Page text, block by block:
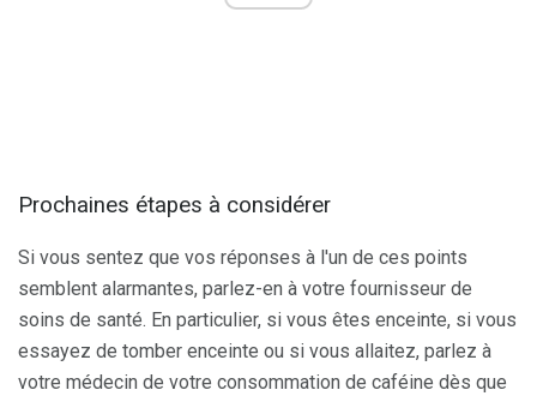
Prochaines étapes à considérer
Si vous sentez que vos réponses à l'un de ces points
semblent alarmantes, parlez-en à votre fournisseur de
soins de santé. En particulier, si vous êtes enceinte, si vous
essayez de tomber enceinte ou si vous allaitez, parlez à
votre médecin de votre consommation de caféine dès que